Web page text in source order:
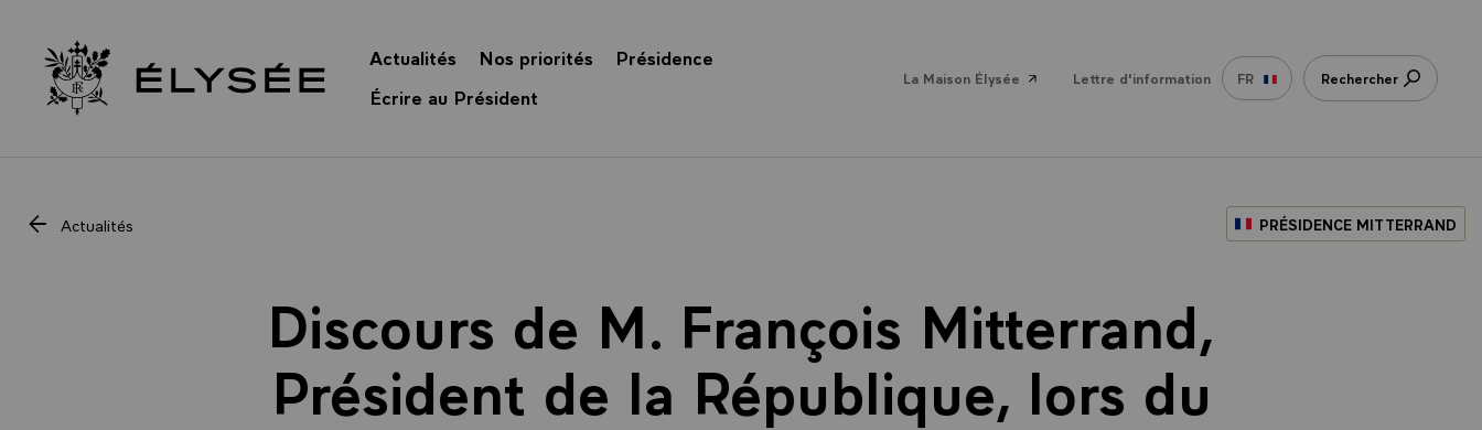
Retour à l’accueil Élysée
Actualités Nos priorités
Présidence
Écrire au Président
La Maison Élysée Lettre d'information FR Rechercher
Actualités PRÉSIDENCE MITTERRAND
Discours de M. François Mitterrand,
Président de la République, lors du